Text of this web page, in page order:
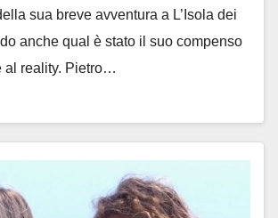
sua breve avventura a L’Isola dei
anche qual è stato il suo compenso
al reality. Pietro…